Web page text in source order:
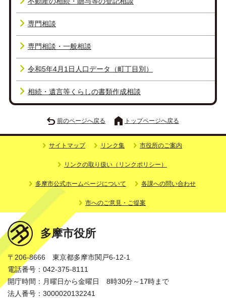
専門相談
専門相談・一般相談
令和5年4月1日人口データ（町丁目別）
相続・遺言等くらしの書類作成相談
前のページへ戻る トップページへ戻る
サイトマップ リンク集 市役所のご案内
リンクの取り扱い（リンクポリシー）
多摩市公式ホームページについて 各課への問い合わせ
市へのご意見・ご提案
多摩市役所
〒206-8666 東京都多摩市関戸6-12-1
電話番号：042-375-8111
開庁時間：月曜日から金曜日 8時30分～17時まで
法人番号：3000020132241